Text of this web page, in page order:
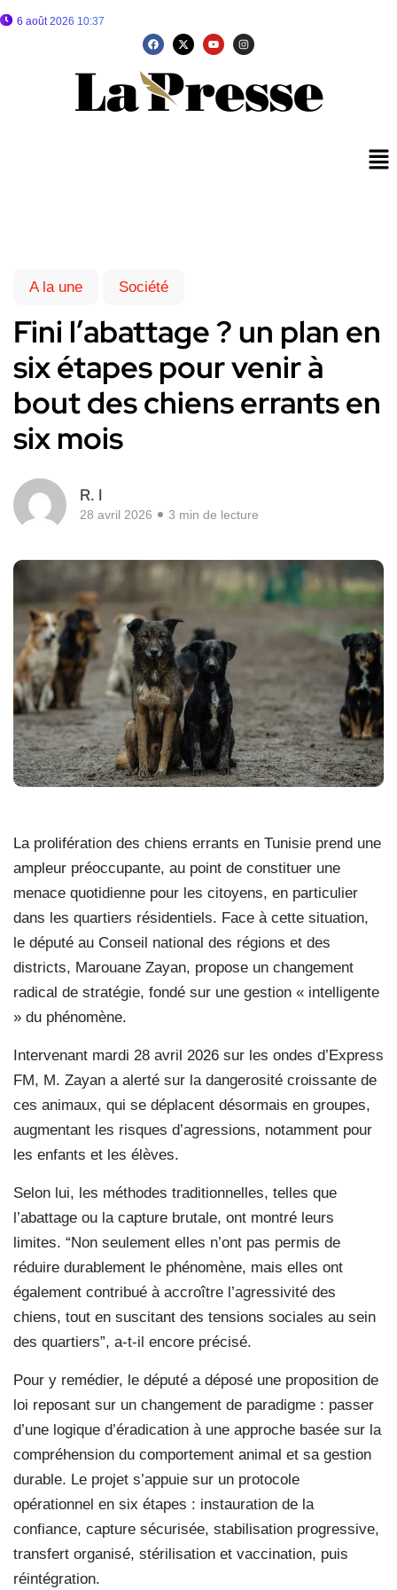
6 août 2026 10:37
A la une Société
Fini l’abattage ? un plan en
six étapes pour venir à
bout des chiens errants en
six mois
R. I
28 avril 2026 3 min de lecture
La prolifération des chiens errants en Tunisie prend une
ampleur préoccupante, au point de constituer une
menace quotidienne pour les citoyens, en particulier
dans les quartiers résidentiels. Face à cette situation,
le député au Conseil national des régions et des
districts, Marouane Zayan, propose un changement
radical de stratégie, fondé sur une gestion « intelligente
» du phénomène.
Intervenant mardi 28 avril 2026 sur les ondes d’Express
FM, M. Zayan a alerté sur la dangerosité croissante de
ces animaux, qui se déplacent désormais en groupes,
augmentant les risques d’agressions, notamment pour
les enfants et les élèves.
Selon lui, les méthodes traditionnelles, telles que
l’abattage ou la capture brutale, ont montré leurs
limites. “Non seulement elles n’ont pas permis de
réduire durablement le phénomène, mais elles ont
également contribué à accroître l’agressivité des
chiens, tout en suscitant des tensions sociales au sein
des quartiers”, a-t-il encore précisé.
Pour y remédier, le député a déposé une proposition de
loi reposant sur un changement de paradigme : passer
d’une logique d’éradication à une approche basée sur la
compréhension du comportement animal et sa gestion
durable. Le projet s’appuie sur un protocole
opérationnel en six étapes : instauration de la
confiance, capture sécurisée, stabilisation progressive,
transfert organisé, stérilisation et vaccination, puis
réintégration.